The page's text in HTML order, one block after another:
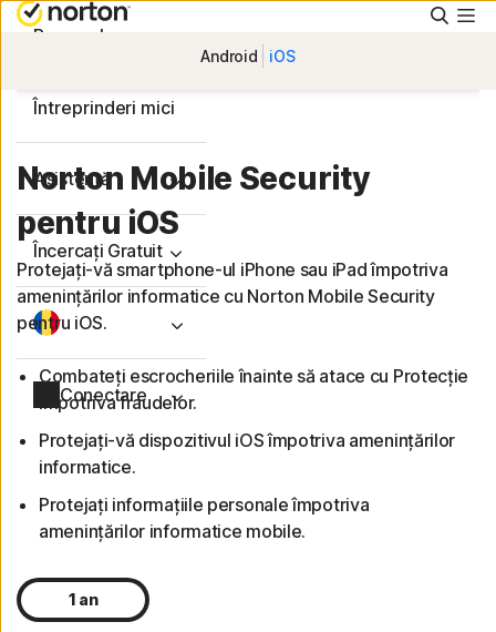
Personal
Întreprinderi mici
Asistență
Încercați Gratuit
Conectare
Android iOS
Norton Mobile Security
pentru iOS
Protejați-vă smartphone-ul iPhone sau iPad împotriva
amenințărilor informatice cu Norton Mobile Security
pentru iOS.
Combateți escrocheriile înainte să atace cu Protecție
împotriva fraudelor.
Protejați-vă dispozitivul iOS împotriva amenințărilor
informatice.
Protejați informațiile personale împotriva
amenințărilor informatice mobile.
1 an